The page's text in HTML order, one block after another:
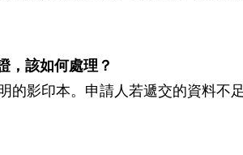
，該如何處理？
的影印本。申請人若遞交的資料